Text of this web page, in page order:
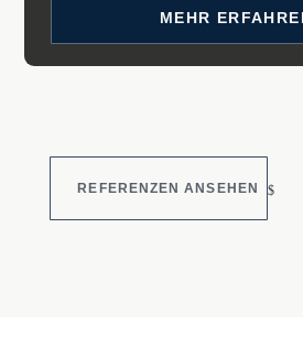
MEHR
REFE­REN­ZEN ANSE­HEN